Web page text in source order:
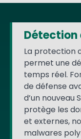
Détection
La protection
permet une
temps réel.
de défense
d’un nouveau
protège les
et externes,
malwares